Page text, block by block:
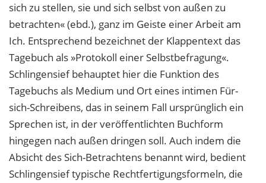
sich zu stellen, sie und sich selbst von außen zu
betrachten« (ebd.), ganz im Geiste einer Arbeit am
Ich. Entsprechend bezeichnet der Klappentext das
Tagebuch als »Protokoll einer Selbstbefragung«.
Schlingensief behauptet hier die Funktion des
Tagebuchs als Medium und Ort eines intimen Für-
sich-Schreibens, das in seinem Fall ursprünglich ein
Sprechen ist, in der veröffentlichten Buchform
hingegen nach außen dringen soll. Auch indem die
Absicht des Sich-Betrachtens benannt wird, bedient
Schlingensief typische Rechtfertigungsformeln, die